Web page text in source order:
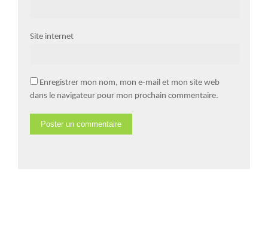
Site internet
Enregistrer mon nom, mon e-mail et mon site web
dans le navigateur pour mon prochain commentaire.